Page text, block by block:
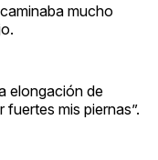
mucho
elongación de
mis piernas”.